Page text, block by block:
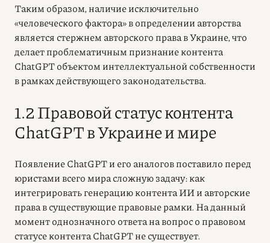
Таким образом, наличие исключительно
«человеческого фактора» в определении авторства
является стержнем авторского права в Украине, что
делает проблематичным признание контента
ChatGPT объектом интеллектуальной собственности
в рамках действующего законодательства.
1.2 Правовой статус контента
ChatGPT в Украине и мире
Появление ChatGPT и его аналогов поставило перед
юристами всего мира сложную задачу: как
интегрироватьгенерацию контента ИИ и авторские
правав существующие правовые рамки. На данный
момент однозначного ответа на вопрос о правовом
статусе контента ChatGPT не существует.